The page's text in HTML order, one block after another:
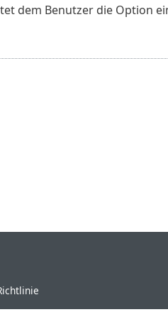
dem Benutzer die Option